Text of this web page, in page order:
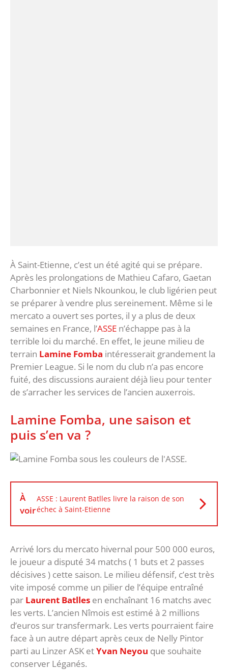
À Saint-Etienne, c’est un été agité qui se prépare.
Après les prolongations de Mathieu Cafaro, Gaetan
Charbonnier et Niels Nkounkou, le club ligérien peut
se préparer à vendre plus sereinement. Même si le
mercato a ouvert ses portes, il y a plus de deux
semaines en France, l’ASSE n’échappe pas à la
terrible loi du marché. En effet, le jeune milieu de
terrain Lamine Fomba intéresserait grandement la
Premier League. Si le nom du club n’a pas encore
fuité, des discussions auraient déjà lieu pour tenter
de s’arracher les services de l’ancien auxerrois.
Lamine Fomba, une saison et
puis s’en va ?
À
voir
ASSE : Laurent Batlles livre la raison de son
échec à Saint-Etienne
Arrivé lors du mercato hivernal pour 500 000 euros,
le joueur a disputé 34 matchs ( 1 buts et 2 passes
décisives ) cette saison. Le milieu défensif, c’est très
vite imposé comme un pilier de l’équipe entraîné
par Laurent Batlles en enchaînant 16 matchs avec
les verts. L’ancien Nîmois est estimé à 2 millions
d’euros sur transfermark. Les verts pourraient faire
face à un autre départ après ceux de Nelly Pintor
parti au Linzer ASK etYvan Neyou que souhaite
conserver Léganés.